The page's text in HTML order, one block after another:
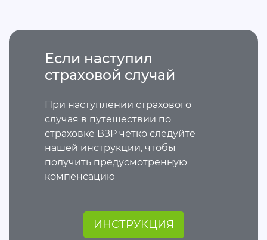
Если наступил
страховой случай
При наступлении страхового
случая в путешествии по
страховке ВЗР четко следуйте
нашей инструкции, чтобы
получить предусмотренную
компенсацию
ИНСТРУКЦИЯ